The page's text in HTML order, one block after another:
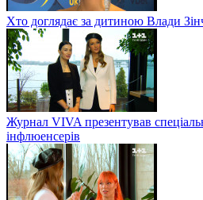
Хто доглядає за дитиною Влади
Журнал VIVA презентував
інфлюенсерів